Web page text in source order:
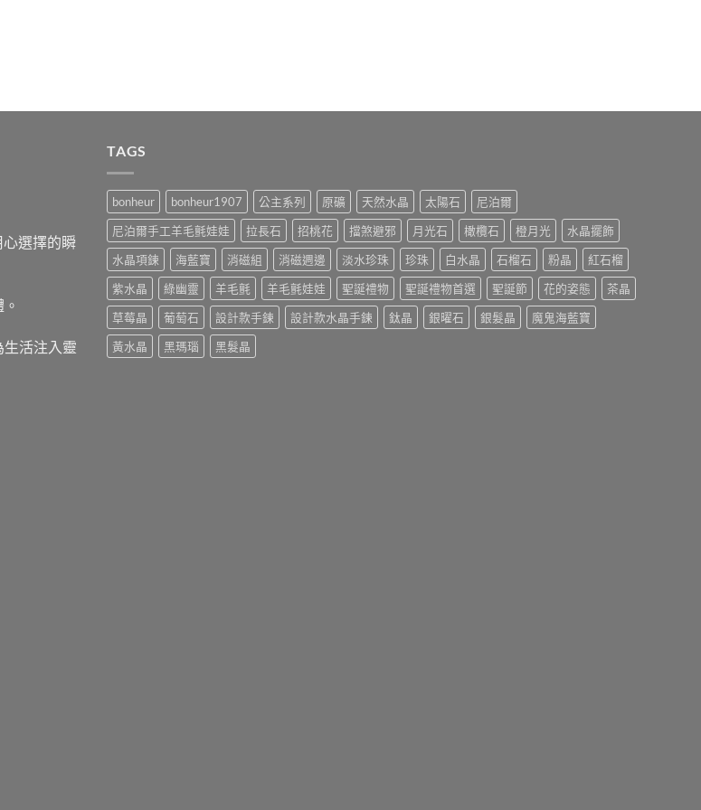
選擇的瞬
活注入靈
TAGS
bonheur bonheur1907 公主系列 原礦 天然水晶 太陽石
尼泊爾
尼泊爾手工羊毛氈娃娃
拉長石 招桃花 擋煞避邪 月光石 橄欖石 橙月光
水晶擺飾
水晶項鍊
海藍寶 消磁組 消磁週邊 淡水珍珠 珍珠 白水晶 石榴石 粉晶
紅石榴
紫水晶
綠幽靈 羊毛氈 羊毛氈娃娃 聖誕禮物 聖誕禮物首選 聖誕節 花的姿態
茶晶
草莓晶
葡萄石 設計款手鍊 設計款水晶手鍊 鈦晶 銀曜石 銀髮晶
魔鬼海藍寶
黃水晶
黑瑪瑙 黑髮晶